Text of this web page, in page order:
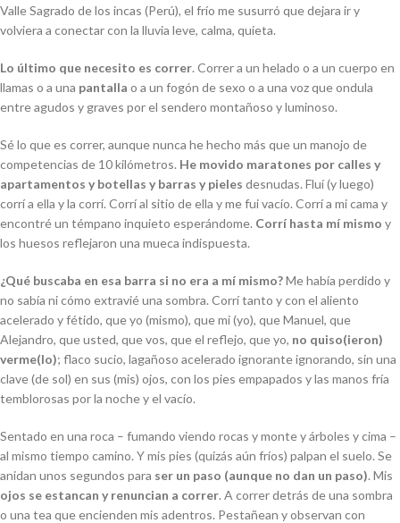
Valle Sagrado de los incas (Perú), el frío me susurró que dejara ir y
volviera a conectar con la lluvia leve, calma, quieta.
Lo último que necesito es correr. Correr a un helado o a un cuerpo en
llamas o a una pantalla o a un fogón de sexo o a una voz que ondula
entre agudos y graves por el sendero montañoso y luminoso.
Sé lo que es correr, aunque nunca he hecho más que un manojo de
competencias de 10 kilómetros. He movido maratones por calles y
apartamentos y botellas y barras y pieles desnudas. Fluí (y luego)
corrí a ella y la corrí. Corrí al sitio de ella y me fui vacío. Corrí a mi cama y
encontré un témpano inquieto esperándome. Corrí hasta mí mismo y
los huesos reflejaron una mueca indispuesta.
¿Qué buscaba en esa barra si no era a mí mismo?Me había perdido y
no sabía ni cómo extravié una sombra. Corrí tanto y con el aliento
acelerado y fétido, que yo (mismo), que mi (yo), que Manuel, que
Alejandro, que usted, que vos, que el reflejo, que yo, no quiso(ieron)
verme(lo); flaco sucio, lagañoso acelerado ignorante ignorando, sin una
clave (de sol) en sus (mis) ojos, con los pies empapados y las manos fría
temblorosas por la noche y el vacío.
Sentado en una roca – fumando viendo rocas y monte y árboles y cima –
al mismo tiempo camino. Y mis pies (quizás aún fríos) palpan el suelo. Se
anidan unos segundos para ser un paso (aunque no dan un paso). Mis
ojos se estancan y renuncian a correr. A correr detrás de una sombra
o una tea que encienden mis adentros. Pestañean y observan con